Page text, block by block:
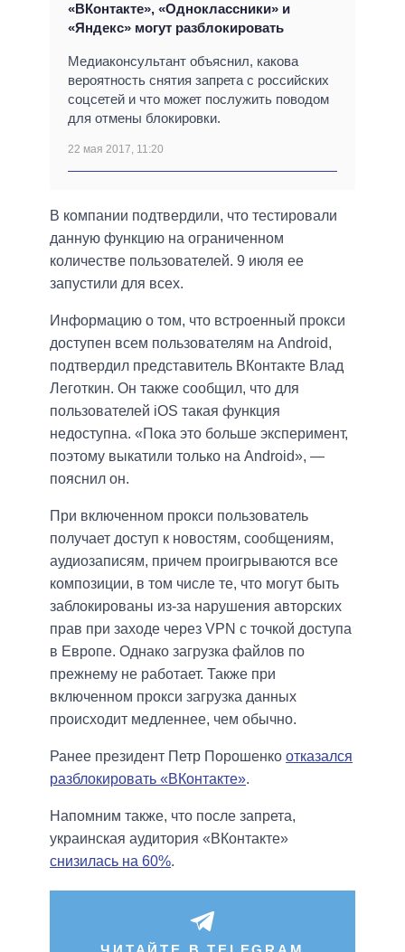
«ВКонтакте», «Одноклассники» и
«Яндекс» могут разблокировать
Медиаконсультант объяснил, какова
вероятность снятия запрета с российских
соцсетей и что может послужить поводом
для отмены блокировки.
22 мая 2017, 11:20
В компании подтвердили, что тестировали
данную функцию на ограниченном
количестве пользователей. 9 июля ее
запустили для всех.
Информацию о том, что встроенный прокси
доступен всем пользователям на Android,
подтвердил представитель ВКонтакте Влад
Леготкин. Он также сообщил, что для
пользователей iOS такая функция
недоступна. «Пока это больше эксперимент,
поэтому выкатили только на Android», —
пояснил он.
При включенном прокси пользователь
получает доступ к новостям, сообщениям,
аудиозаписям, причем проигрываются все
композиции, в том числе те, что могут быть
заблокированы из-за нарушения авторских
прав при заходе через VPN с точкой доступа
в Европе. Однако загрузка файлов по
прежнему не работает. Также при
включенном прокси загрузка данных
происходит медленнее, чем обычно.
Ранее президент Петр Порошенко отказался
разблокировать «ВКонтакте».
Напомним также, что после запрета,
украинская аудитория «ВКонтакте»
снизилась на 60%.